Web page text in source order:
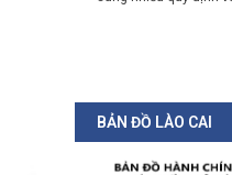
BẢN ĐỒ LÀO CAI